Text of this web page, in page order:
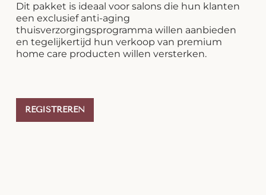
Dit pakket is ideaal voor salons die hun klanten
een exclusief anti-aging
thuisverzorgingsprogramma willen aanbieden
en tegelijkertijd hun verkoop van premium
home care producten willen versterken.
REGISTREREN